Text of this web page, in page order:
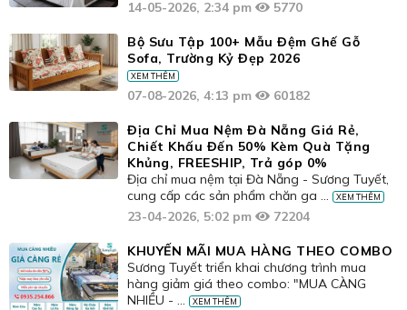
14-05-2026, 2:34 pm 5770
Bộ Sưu Tập 100+ Mẫu Đệm Ghế Gỗ
Sofa, Trường Kỷ Đẹp 2026
XEM THÊM
07-08-2026, 4:13 pm 60182
Địa Chỉ Mua Nệm Đà Nẵng Giá Rẻ,
Chiết Khấu Đến 50% Kèm Quà Tặng
Khủng, FREESHIP, Trả góp 0%
Địa chỉ mua nệm tại Đà Nẵng - Sương Tuyết,
cung cấp các sản phẩm chăn ga ...
XEM THÊM
23-04-2026, 5:02 pm 72204
KHUYẾN MÃI MUA HÀNG THEO COMBO
Sương Tuyết triển khai chương trình mua
hàng giảm giá theo combo: "MUA CÀNG
NHIỀU - ...
XEM THÊM